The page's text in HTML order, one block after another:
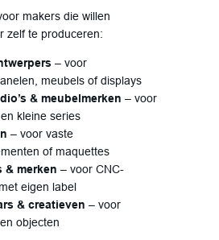
makers die willen
zelf te produceren:
– voor
meubels of displays
& meubelmerken – voor
kleine series
– voor vaste
of maquettes
& merken – voor CNC-
eigen label
& creatieven – voor
objecten